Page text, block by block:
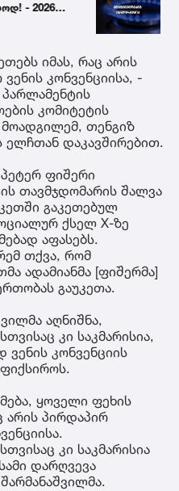
12:24
იმას, რაც არის
კონვენციისა, -
კომიტეტის
თენგიზ
ელჩთან დაკავშირებით.
ფიშერი
თავმჯდომარის შალვა
გაკეთებულ
ქსელ X-ზე
აფასებს.
თქვა, რომ
ადამიანმა [ფიშერმა]
გაუკეთა.
აღნიშნა,
კი საკმარისია,
კონვენციის
ყოველი ფეხის
არის პირდაპირ
კი საკმარისია
დარღვევა